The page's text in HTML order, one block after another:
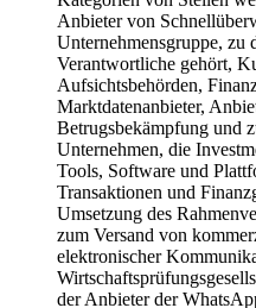
Anbieter von
Unternehmensgruppe, zu
Verantwortliche gehört,
Aufsichtsbehörden,
Marktdatenanbieter,
Betrugsbekämpfung und
Unternehmen, die
Tools, Software und
Transaktionen und
Umsetzung des
zum Versand von
elektronischer
der Anbieter der